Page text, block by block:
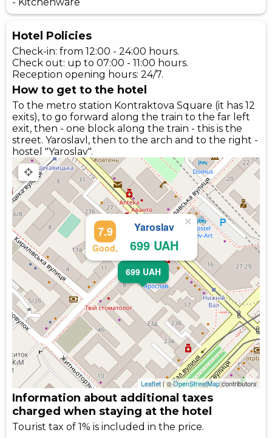
Hotel Policies
Check-in: from 12:00 - 24:00 hours.
Check out: up to 07:00 - 11:00 hours.
Reception opening hours: 24/7.
How to get to the hotel
To the metro station Kontraktova Square (it has 12
exits), to go forward along the train to the far left
exit, then - one block along the train - this is the
street. Yaroslavl, then to the arch and to the right -
hostel "Yaroslav".
699 UAH
Good,
7.9 Yaroslav
699 UAH
×
Leaflet| ©OpenStreetMapcontributors
Information about additional taxes
charged when staying at the hotel
Tourist tax of 1% is included in the price.